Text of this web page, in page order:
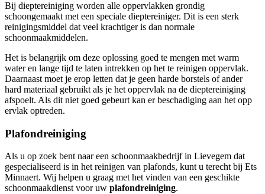
Bij dieptereiniging worden alle oppervlakken grondig
schoongemaakt met een speciale dieptereiniger. Dit is een sterk
reinigingsmiddel dat veel krachtiger is dan normale
schoonmaakmiddelen.
Het is belangrijk om deze oplossing goed te mengen met warm
water en lange tijd te laten intrekken op het te reinigen oppervlak.
Daarnaast moet je erop letten dat je geen harde borstels of ander
hard materiaal gebruikt als je het oppervlak na de dieptereiniging
afspoelt. Als dit niet goed gebeurt kan er beschadiging aan het opp
ervlak optreden.
Plafondreiniging
Als u op zoek bent naar een schoonmaakbedrijf in Lievegem dat
gespecialiseerd is in het reinigen van plafonds, kunt u terecht bij Ets
Minnaert. Wij helpen u graag met het vinden van een geschikte
schoonmaakdienst voor uw plafondreiniging.